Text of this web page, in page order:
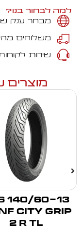
למה לבחור בנו?
מבחר ענק
משלוחים
שירות
מוצרים
CITY GRIP
2 R TL